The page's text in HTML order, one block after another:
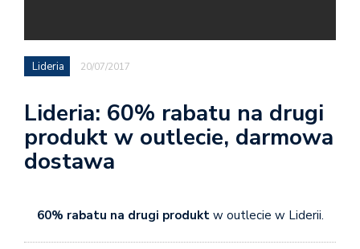
Lideria 20/07/2017
Lideria: 60% rabatu na drugi
produkt w outlecie, darmowa
dostawa
60% rabatu na drugi produktw outlecie w Liderii.